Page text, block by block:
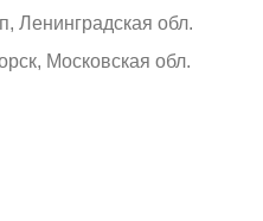
Ленинградская обл.
Московская обл.